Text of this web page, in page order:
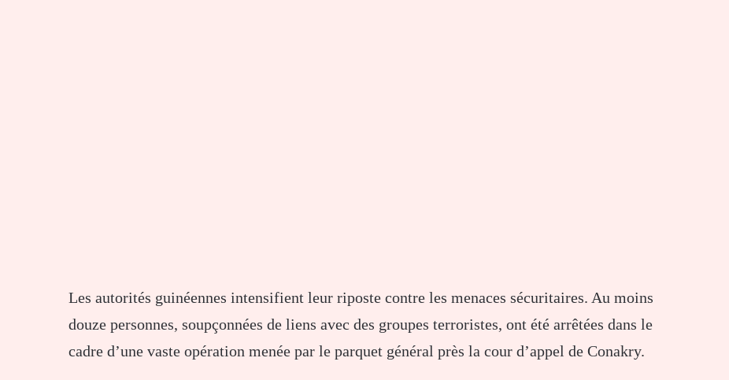
Les autorités guinéennes intensifient leur riposte contre les menaces sécuritaires. Au moins
douze personnes, soupçonnées de liens avec des groupes terroristes, ont été arrêtées dans le
cadre d’une vaste opération menée par le parquet général près la cour d’appel de Conakry.